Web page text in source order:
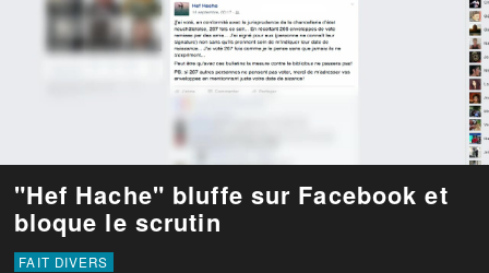
"Hef Hache" bluffe sur Facebook et
bloque le scrutin
FAIT DIVERS